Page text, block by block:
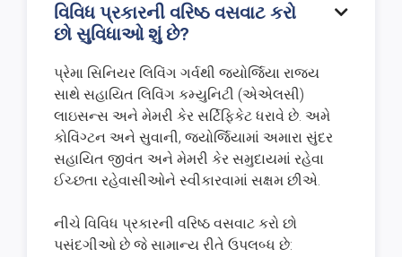
વિવિધ પ્રકારની વરિષ્ઠ વસવાટ કરો
છો સુવિધાઓ શું છે?

પ્રેમા સિનિયર લિવિંગ ગર્વથી જ્યોર્જિયા રાજ્ય
સાથે સહાયિત લિવિંગ કમ્યુનિટી (એએલસી)
લાઇસન્સ અને મેમરી કેર સર્ટિફિકેટ ધરાવે છે. અમે
કોવિંગ્ટન અને સુવાની, જ્યોર્જિયામાં અમારા સુંદર
સહાયિત જીવંત અને મેમરી કેર સમુદાયમાં રહેવા
ઈચ્છતા રહેવાસીઓને સ્વીકારવામાં સક્ષમ છીએ.
નીચે વિવિધ પ્રકારની વરિષ્ઠ વસવાટ કરો છો
પસંદગીઓ છે જે સામાન્ય રીતે ઉપલબ્ધ છે: